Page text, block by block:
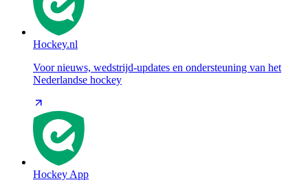
Hockey.nl
Voor nieuws, wedstrijd-updates en ondersteuning van het
Nederlandse hockey
Hockey App